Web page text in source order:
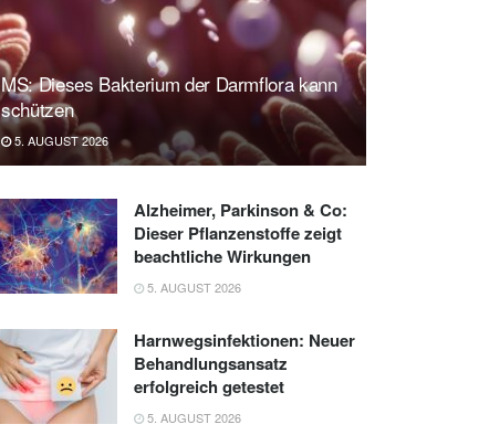
MS: Dieses Bakterium der Darmflora kann
schützen
5. AUGUST 2026
Alzheimer, Parkinson & Co:
Dieser Pflanzenstoffe zeigt
beachtliche Wirkungen
5. AUGUST 2026
Harnwegsinfektionen: Neuer
Behandlungsansatz
erfolgreich getestet
5. AUGUST 2026